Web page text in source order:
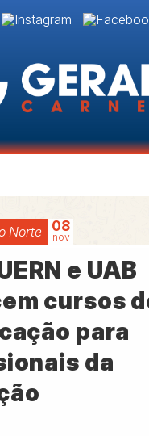
Norte 08
nov
e UAB
cursos
para
da